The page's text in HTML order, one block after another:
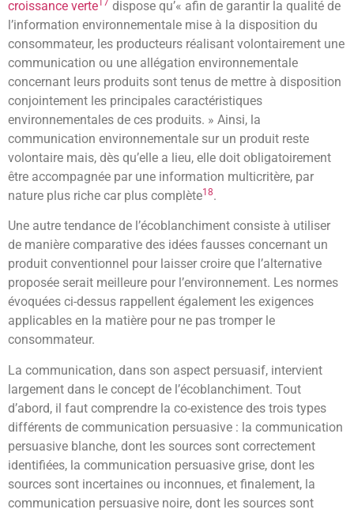
croissance verte 17 dispose qu’« afin de garantir la qualité de
l’information environnementale mise à la disposition du
consommateur, les producteurs réalisant volontairement une
communication ou une allégation environnementale
concernant leurs produits sont tenus de mettre à disposition
conjointement les principales caractéristiques
environnementales de ces produits. » Ainsi, la
communication environnementale sur un produit reste
volontaire mais, dès qu’elle a lieu, elle doit obligatoirement
être accompagnée par une information multicritère, par
nature plus riche car plus complète18.
Une autre tendance de l’écoblanchiment consiste à utiliser
de manière comparative des idées fausses concernant un
produit conventionnel pour laisser croire que l’alternative
proposée serait meilleure pour l’environnement. Les normes
évoquées ci-dessus rappellent également les exigences
applicables en la matière pour ne pas tromper le
consommateur.
La communication, dans son aspect persuasif, intervient
largement dans le concept de l’écoblanchiment. Tout
d’abord, il faut comprendre la co-existence des trois types
différents de communication persuasive : la communication
persuasive blanche, dont les sources sont correctement
identifiées, la communication persuasive grise, dont les
sources sont incertaines ou inconnues, et finalement, la
communication persuasive noire, dont les sources sont